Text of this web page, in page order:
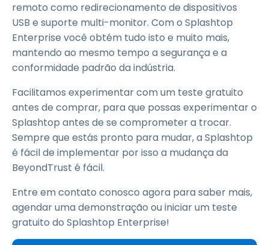
remoto como redirecionamento de dispositivos
USB e suporte multi-monitor. Com o Splashtop
Enterprise você obtém tudo isto e muito mais,
mantendo ao mesmo tempo a segurança e a
conformidade padrão da indústria.
Facilitamos experimentar com um teste gratuito
antes de comprar, para que possas experimentar o
Splashtop antes de se comprometer a trocar.
Sempre que estás pronto para mudar, a Splashtop
é fácil de implementar por isso a mudança da
BeyondTrust é fácil.
Entre em contato conosco agora para saber mais,
agendar uma demonstração ou iniciar um teste
gratuito do Splashtop Enterprise!